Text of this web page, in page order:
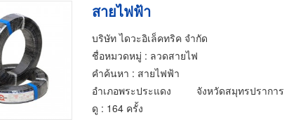
สายไฟฟ้า
บริษัท ไดวะอิเล็คทริค จำกัด
ชื่อหมวดหมู่ : ลวดสายไฟ
คำค้นหา : สายไฟฟ้า
อำเภอพระประแดง
จังหวัดสมุทรปราการ
ดู : 164 ครั้ง